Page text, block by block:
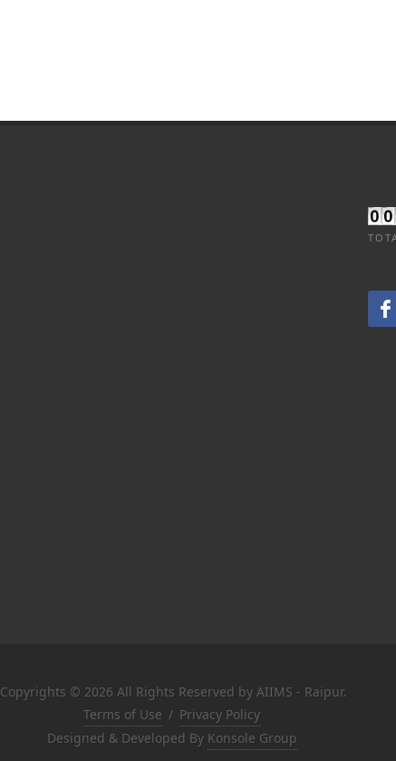
Copyrights © 2026 All Rights Reserved by AIIMS - Raipur.
Terms of Use / Privacy Policy
Designed & Developed By Konsole Group